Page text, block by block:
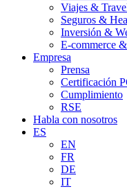
Viajes &
Seguros &
Inversión &
E-commerce
Empresa
Prensa
Certificación
Cumplimiento
RSE
Habla con nosotros
ES
EN
FR
DE
IT